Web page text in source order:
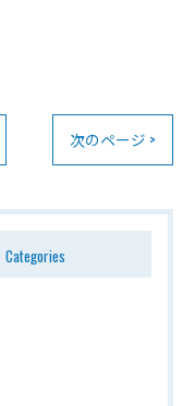
次のページ >
Categories